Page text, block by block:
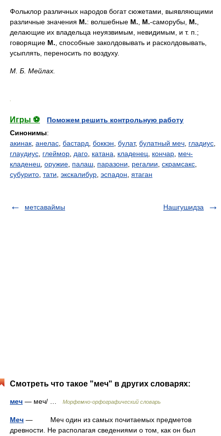
Фольклор различных народов богат сюжетами, выявляющими
различные значения М.: волшебные М. М.-саморубы, М.
делающие их владельца неуязвимым, невидимым, и т. п.;
говорящие М. , способные заколдовывать и расколдовывать,
усыплять, переносить по воздуху.
М. Б. Мейлах.
Игры ⚽
Поможем решить контрольную работу
Синонимы:
акинак анелас бастард боккэн булат, булатный меч гладиус
глаудиус глеймор даго катана кладенец кончар меч-
кладенец оружие палаш паразони регалии скрамсакс
субурито тати экскалибур эспадон ятаган
метсаваймы Нашгушидза
Смотреть что такое "меч" в других словарях:
меч — меч/ … Морфемно-орфографический словарь
Меч — Меч один из самых почитаемых предметов
древности. Не располагая сведениями о том, как он был